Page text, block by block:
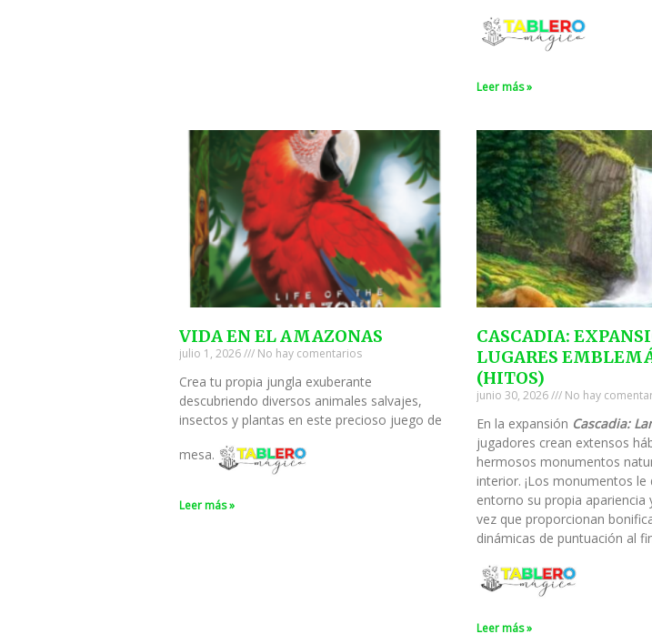
Leer más »
VIDA EN EL AMAZONAS
julio 1, 2026 No hay comentarios
Crea tu propia jungla exuberante
descubriendo diversos animales salvajes,
insectos y plantas en este precioso juego de
mesa.
Leer más »
CASCADIA:
LUGARES
(HITOS)
junio 30, 2026 No hay
En la expansión Cascadia:
jugadores crean extensos
hermosos monumentos
interior. ¡Los monumentos le
entorno su propia apariencia
vez que proporcionan
dinámicas de puntuación al
Leer más »